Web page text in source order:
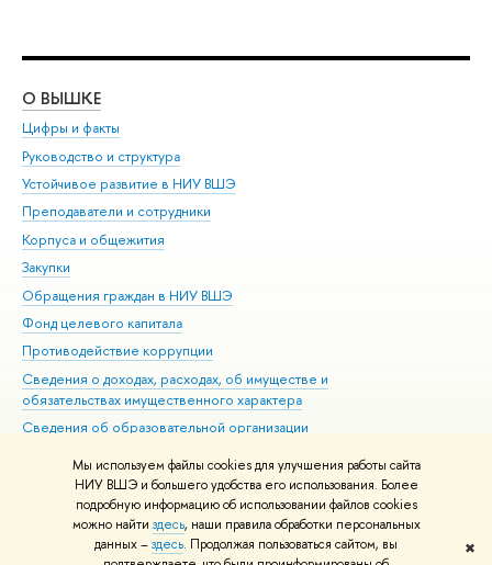
Мы используем файлы cookies для улучшения работы сайта
НИУ ВШЭ и большего удобства его использования. Более
подробную информацию об использовании файлов cookies
можно найти здесь, наши правила обработки персональных
данных –здесь. Продолжая пользоваться сайтом, вы
✖
О ВЫШКЕ
Цифры и факты
Руководство и структура
Устойчивое развитие в НИУ ВШЭ
Преподаватели и сотрудники
Корпуса и общежития
Закупки
Обращения граждан в НИУ ВШЭ
Фонд целевого капитала
Противодействие коррупции
Сведения о доходах, расходах, об имуществе и
обязательствах имущественного характера
Сведения об образовательной организации
Людям с ограниченными возможностями здоровья
Единая платежная страница
Работа в Вышке